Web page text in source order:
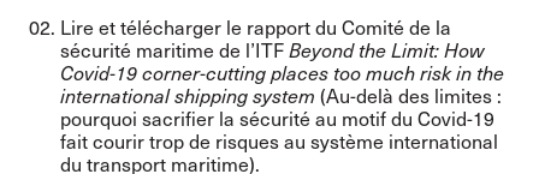
Lire et télécharger le rapport du Comité de la
sécurité maritime de l’ITFBeyond the Limit:How
Covid-19 corner-cutting places too much risk in the
international shipping system (Au-delà des limites :
pourquoi sacrifier la sécurité au motif du Covid-19
fait courir trop de risques au système international
du transport maritime).